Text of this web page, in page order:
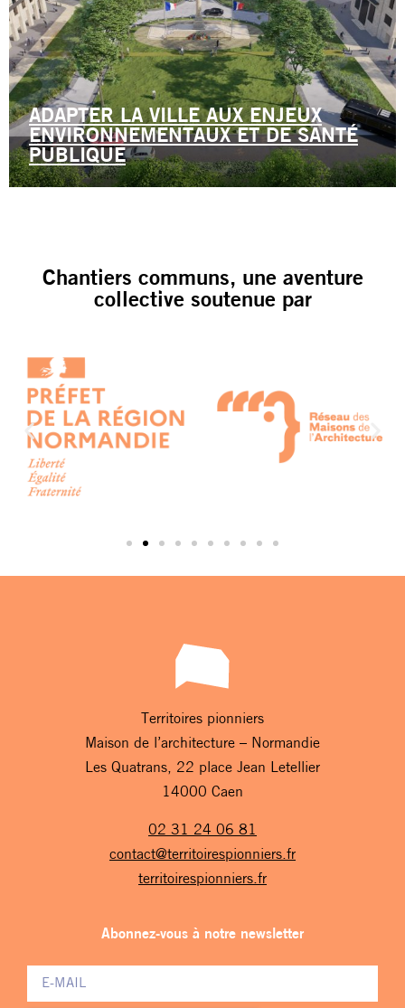
ADAPTER LA VILLE AUX ENJEUX
ENVIRONNEMENTAUX ET DE SANTÉ
PUBLIQUE
Chantiers communs, une aventure
collective soutenue par
Territoires pionniers
Maison de l’architecture – Normandie
Les Quatrans, 22 place Jean Letellier
14000 Caen
02 31 24 06 81
contact@territoirespionniers.fr
territoirespionniers.fr
Abonnez-vous à notre newsletter